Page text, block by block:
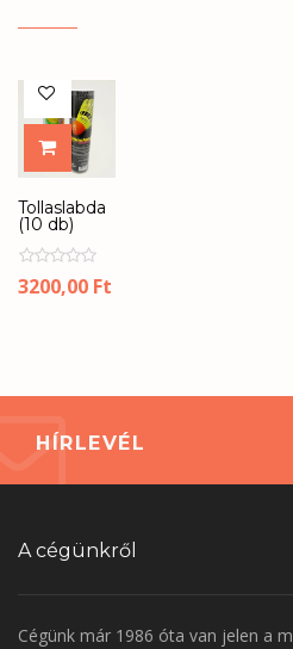
KOSÁRBA
Tollaslabda
(10 db)
3200,00 Ft
HÍRLEVÉL
A cégünkről
Cégünk már 1986 óta van jelen a